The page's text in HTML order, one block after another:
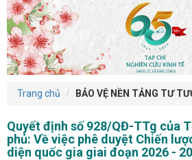
Trang chủ BẢO VỆ NỀN TẢNG TƯ
Quyết định số 928/QĐ-TTg của
phủ: Về việc phê duyệt Chiến
diện quốc gia giai đoạn 2026 -